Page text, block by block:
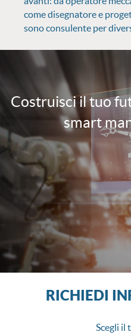
come disegnatore e
sono consulente per
Costruisci il tuo
smart
RICHIEDI
Scegli il